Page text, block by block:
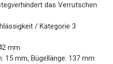
das Verrutschen
/ Kategorie 3
mm
15 mm, Bügellänge: 137 mm